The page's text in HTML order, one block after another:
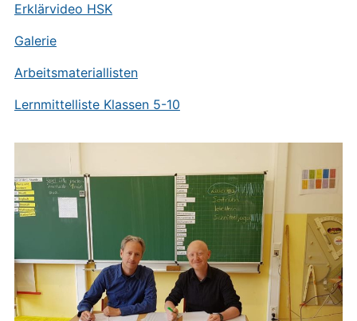
Erklärvideo HSK
Galerie
Arbeitsmateriallisten
Lernmittelliste Klassen 5-10